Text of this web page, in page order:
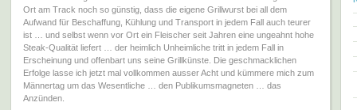
Ort am Track noch so günstig, dass die eigene Grillwurst bei all dem
Aufwand für Beschaffung, Kühlung und Transport in jedem Fall auch teurer
ist … und selbst wenn vor Ort ein Fleischer seit Jahren eine ungeahnt hohe
Steak-Qualität liefert … der heimlich Unheimliche tritt in jedem Fall in
Erscheinung und offenbart uns seine Grillkünste. Die geschmacklichen
Erfolge lasse ich jetzt mal vollkommen ausser Acht und kümmere mich zum
Männertag um das Wesentliche … den Publikumsmagneten … das
Anzünden.